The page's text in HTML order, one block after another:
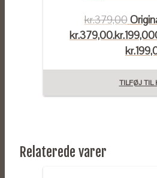
kr.379,00
kr.379,00.kr.199,00
TILFØJ TIL
Relaterede varer